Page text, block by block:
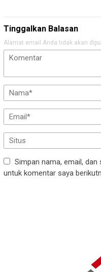
Tinggalkan Balasan
Alamat email Anda tidak akan
Simpan nama, email,
untuk komentar saya